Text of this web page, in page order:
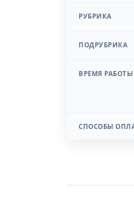
РУБРИКА
ПОДРУБРИКА
ВРЕМЯ РАБОТЫ
СПОСОБЫ